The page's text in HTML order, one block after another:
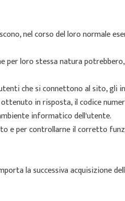
nel corso del loro normale
loro stessa natura
che si connettono al sito, gli
in risposta, il codice
informatico dell'utente.
e per controllarne il corretto
la successiva acquisizione